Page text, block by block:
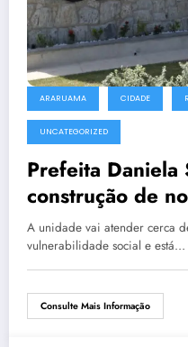
ARARUAMA CIDADE
UNCATEGORIZED
Prefeita Daniela
construção de
de Morro
A unidade vai atender cerca
vulnerabilidade social e está…
Consulte Mais Informação